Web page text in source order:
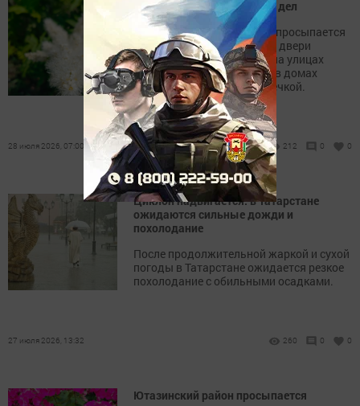
Утро начинается с добрых дел
С первыми лучами солнца просыпается
и наш район: открываются двери
магазинов и учреждений, на улицах
становится оживлённее, а в домах
пахнет кофе и свежей выпечкой.
28 июля 2026, 07:00 212 0 0
Циклон надвигается: в Татарстане
ожидаются сильные дожди и
похолодание
После продолжительной жаркой и сухой
погоды в Татарстане ожидается резкое
похолодание с обильными осадками.
27 июля 2026, 13:32 260 0 0
Ютазинский район просыпается